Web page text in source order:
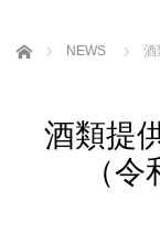
ホーム NEWS 酒
酒類提
（